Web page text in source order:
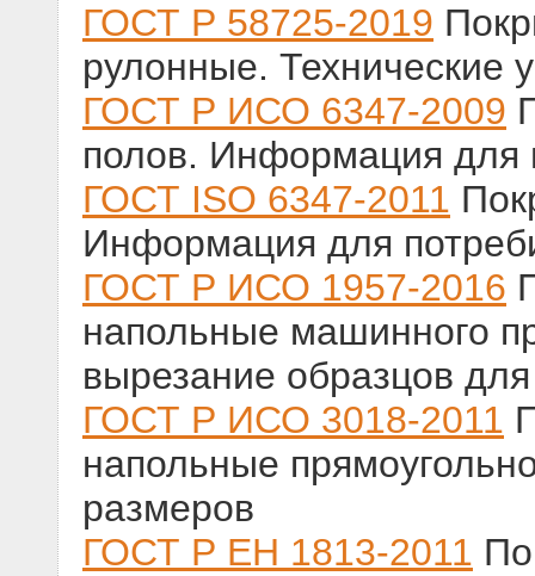
ГОСТ Р 58725-2019
рулонные. Технические
ГОСТ Р ИСО 6347-2009
полов. Информация для
ГОСТ ISO 6347-2011
Информация для
ГОСТ Р ИСО 1957-2016
напольные машинного
вырезание образцов
ГОСТ Р ИСО 3018-2011
напольные
размеров
ГОСТ Р ЕН 1813-2011